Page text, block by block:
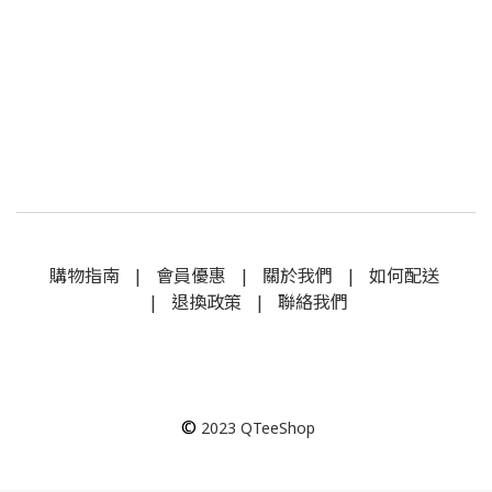
購物指南| 會員優惠 | 關於我們 | 如何配送
| 退換政策 | 聯絡我們
© 2023 QTeeShop